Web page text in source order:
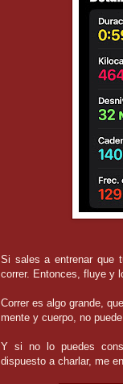
Si sales a entrenar que
correr. Entonces, fluye y
Correr es algo grande,
mente y cuerpo, no
Y si no lo puedes
dispuesto a charlar, me